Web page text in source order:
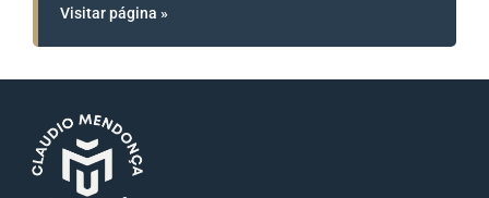
Visitar página »